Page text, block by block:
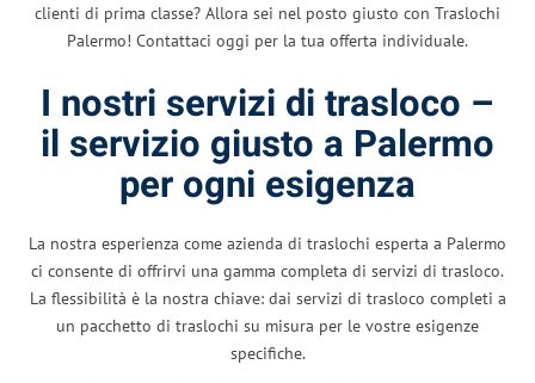
clienti di prima classe? Allora sei nel posto giusto con Traslochi
Palermo! Contattaci oggi per la tua offerta individuale.
I nostri servizi di trasloco –
il servizio giusto a Palermo
per ogni esigenza
La nostra esperienza come azienda di traslochi esperta a Palermo
ci consente di offrirvi una gamma completa di servizi di trasloco.
La flessibilità è la nostra chiave: dai servizi di trasloco completi a
un pacchetto di traslochi su misura per le vostre esigenze
specifiche.